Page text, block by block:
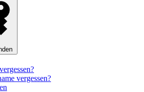
vergessen?